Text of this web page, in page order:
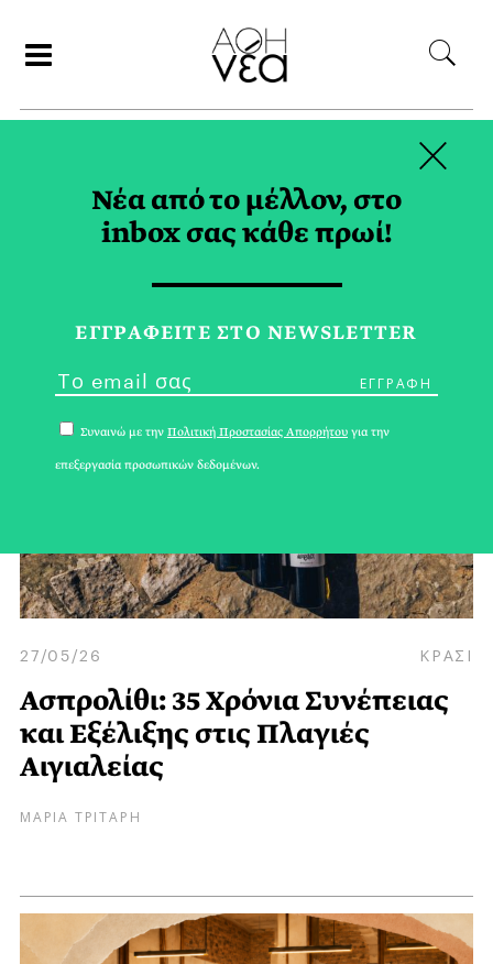
ΚΡΑΣΙ TAG
27/05/26 ΚΡΑΣΙ
Ασπρολίθι: 35 Χρόνια Συνέπειας
και Eξέλιξης στις Πλαγιές
Αιγιαλείας
ΜΑΡΙΑ ΤΡΙΤΑΡΗ
Νέα από το μέλλον, στο
inbox σας κάθε πρωί!
ΕΓΓPΑΦΕΙΤΕ ΣΤΟ NEWSLETTER
Συναινώ με την Πολιτική Προστασίας Απορρήτου για την
επεξεργασία προσωπικών δεδομένων.
×